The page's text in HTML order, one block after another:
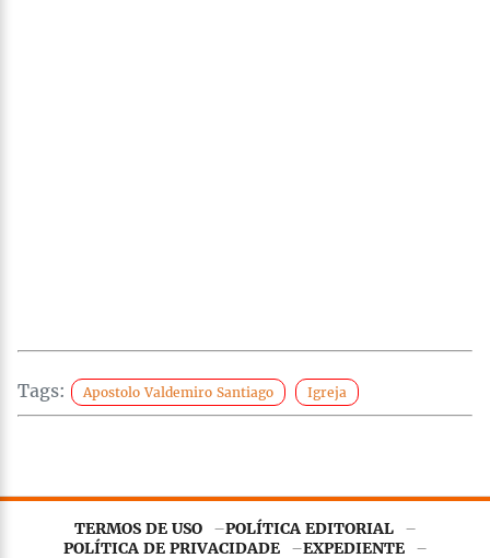
Tags: Apostolo Valdemiro Santiago Igreja
TERMOS DE USO
POLÍTICA EDITORIAL
POLÍTICA DE PRIVACIDADE
EXPEDIENTE